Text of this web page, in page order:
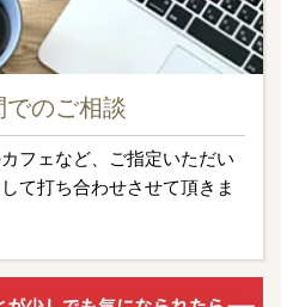
でのご相談
フェなど、ご指定いただい
て打ち合わせさせて頂きま